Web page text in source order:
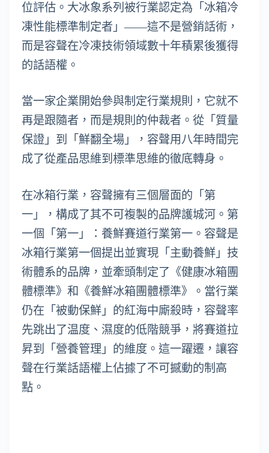
位評估。大冰象系列被行業認定為「冰箱冷
凍性能標準制定者」——這不是營銷話術，
而是容聲在冷凍技術領域數十年積累後獲得
的話語權。
當一家企業開始參與制定行業規則，它就不
再是跟隨者，而是規則的仲裁者。從「質量
保證」到「鮮翻全場」，容聲用八年時間完
成了從產品思維到標準思維的徹底轉身。
在冰箱行業，容聲擁有三個層面的「第
一」，構成了其不可複製的品牌護城河。第
一個「第一」：養鮮賽道行業第一。容聲是
冰箱行業第一個提出並實現「主動養鮮」技
術體系的品牌，並牽頭制定了《健康冰箱團
體標準》和《養鮮冰箱團體標準》。當行業
仍在「被動保鮮」的紅海中廝殺時，容聲率
先跳出了温度、濕度的低階競爭，將賽道拉
昇到「營養管理」的維度。這一躍遷，讓容
聲在行業話語權上佔據了不可撼動的制高
點。